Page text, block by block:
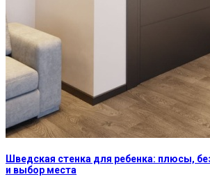
Шведская стенка для ребенка: плюсы,
и выбор места